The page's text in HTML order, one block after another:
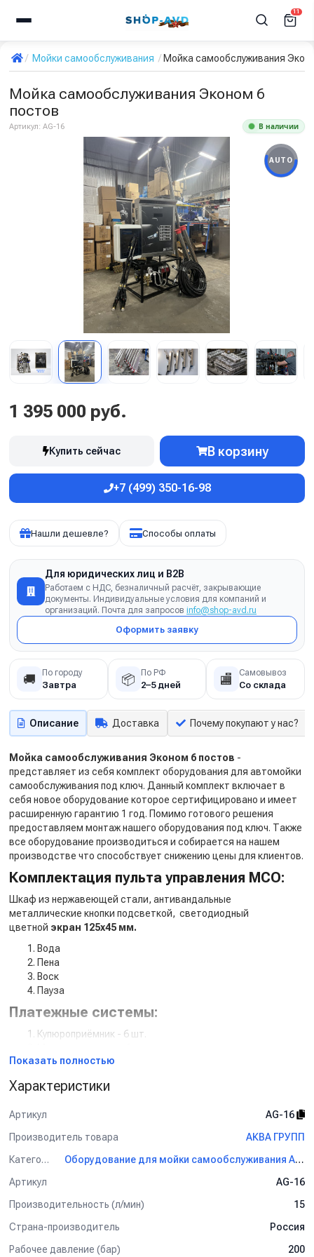
11
Мойки самообслуживания Мойка самообслуживания
Мойка самообслуживания Эконом 6
постов
Артикул: AG-16 В наличии
AUTO
1 395 000 руб.
Купить сейчас В корзину
+7 (499) 350-16-98
Нашли дешевле? Способы оплаты
Для юридических лиц и B2B
Работаем с НДС, безналичный расчёт, закрывающие
документы. Индивидуальные условия для компаний и
организаций. Почта для запросов info@shop-avd.ru
Оформить заявку
🚚 По городу
Завтра 📦 По РФ
2–5 дней 🏬 Самовывоз
Со склада
Описание Доставка Почему покупают у нас?
Мойка самообслуживания Эконом 6 постов -
представляет из себя комплект оборудования для автомойки
самообслуживания под ключ. Данный комплект включает в
себя новое оборудование которое сертифицировано и имеет
расширенную гарантию 1 год. Помимо готового решения
предоставляем монтаж нашего оборудования под ключ. Также
все оборудование производиться и собирается на нашем
производстве что способствует снижению цены для клиентов.
Комплектация пульта управления МСО:
Шкаф из нержавеющей стали, антивандальные
металлические кнопки подсветкой, светодиодный
цветной экран 125х45 мм.
Вода
Пена
Воск
Пауза
Платежные системы:
Купюроприёмник - 6 шт.
Эквайринг (доп услуга)
Силовая часть:
Аппарат высокого давления 200 бар 15 литров в минуту -
6 шт.
Силовой блок управления - 6 шт.
Навесное оборудование:
12 пистолетов [вода/пена]
12 держателей пистолета [вода/пена]
24 держателя ковриков [вода/пена]
Показать полностью
Характеристики
Артикул
AG-16
Производитель товара
АКВА ГРУПП
Категория
Оборудование для мойки самообслуживания АКВА ГРУПП
Артикул
AG-16
Производительность (л/мин)
15
Страна-производитель
Россия
Рабочее давление (бар)
200